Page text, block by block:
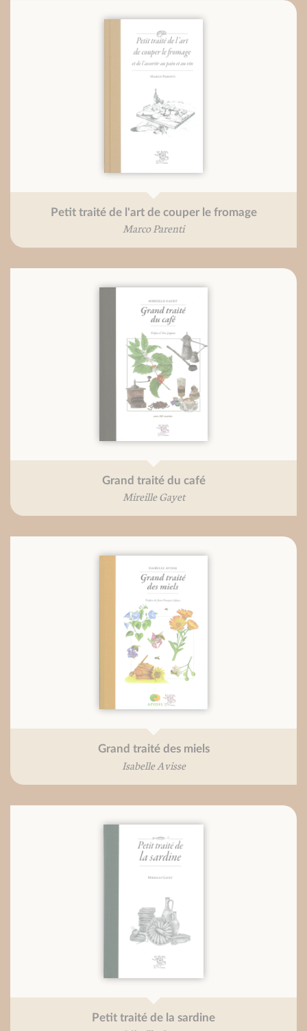
Petit traité de l'art de couper le fromage
Marco Parenti
Grand traité du café
Mireille Gayet
Grand traité des miels
Isabelle Avisse
Petit traité de la sardine